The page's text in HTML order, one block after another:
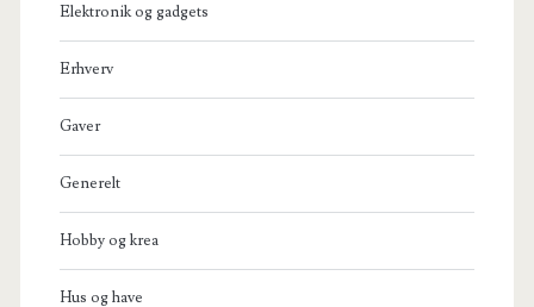
Elektronik og gadgets
Erhverv
Gaver
Generelt
Hobby og krea
Hus og have